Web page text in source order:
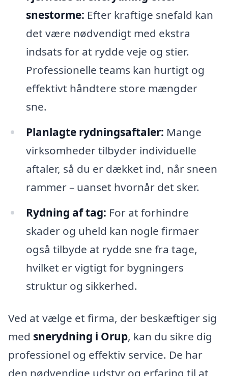
snestorme: Efter kraftige snefald kan
det være nødvendigt med ekstra
indsats for at rydde veje og stier.
Professionelle teams kan hurtigt og
effektivt håndtere store mængder
sne.
Planlagte rydningsaftaler: Mange
virksomheder tilbyder individuelle
aftaler, så du er dækket ind, når sneen
rammer – uanset hvornår det sker.
Rydning af tag: For at forhindre
skader og uheld kan nogle firmaer
også tilbyde at rydde sne fra tage,
hvilket er vigtigt for bygningers
struktur og sikkerhed.
Ved at vælge et firma, der beskæftiger sig
med snerydning i Orup, kan du sikre dig
professionel og effektiv service. De har
den nødvendige udstyr og erfaring til at